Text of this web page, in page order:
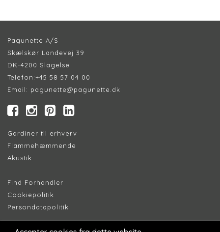
Pagunette A/S
Skælskør Landevej 39
DK-4200 Slagelse
Telefon:+45 58 57 04 00
Email: pagunette@pagunette.dk
Gardiner til erhverv
Flammehæmmende
Akustik
Find Forhandler
Cookiepolitik
Persondatapolitik